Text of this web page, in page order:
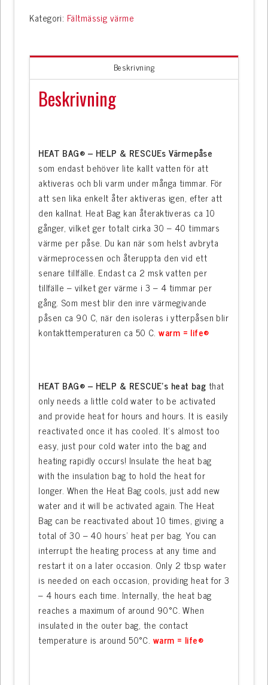
Kategori: Fältmässig värme
Beskrivning
Beskrivning
HEAT BAG® – HELP & RESCUEs Värmepåse
som endast behöver lite kallt vatten för att
aktiveras och bli varm under många timmar. För
att sen lika enkelt åter aktiveras igen, efter att
den kallnat. Heat Bag kan återaktiveras ca 10
gånger, vilket ger totalt cirka 30 – 40 timmars
värme per påse. Du kan när som helst avbryta
värmeprocessen och återuppta den vid ett
senare tillfälle. Endast ca 2 msk vatten per
tillfälle – vilket ger värme i 3 – 4 timmar per
gång. Som mest blir den inre värmegivande
påsen ca 90 C, när den isoleras i ytterpåsen blir
kontakttemperaturen ca 50 C.warm = life®
HEAT BAG® – HELP & RESCUE’s heat bag that
only needs a little cold water to be activated
and provide heat for hours and hours. It is easily
reactivated once it has cooled. It’s almost too
easy, just pour cold water into the bag and
heating rapidly occurs! Insulate the heat bag
with the insulation bag to hold the heat for
longer. When the Heat Bag cools, just add new
water and it will be activated again. The Heat
Bag can be reactivated about 10 times, giving a
total of 30 – 40 hours’ heat per bag. You can
interrupt the heating process at any time and
restart it on a later occasion. Only 2 tbsp water
is needed on each occasion, providing heat for 3
– 4 hours each time. Internally, the heat bag
reaches a maximum of around 90°C. When
insulated in the outer bag, the contact
temperature is around 50°C. warm = life®